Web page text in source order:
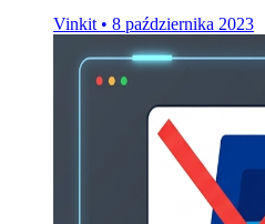
Vinkit • 8 października 2023